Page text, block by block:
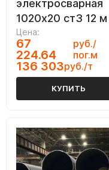
электросварная
1020х20 ст3 12 м
Цена:
67
224.64
руб./
пог.м
136 303руб./т
КУПИТЬ